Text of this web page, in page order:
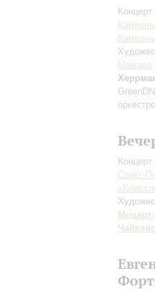
Мажара
Санкт-
Моцарт